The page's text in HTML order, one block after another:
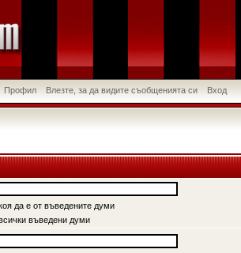
Профил Влезте, за да видите съобщенията си Вход
да е от въведените думи
въведени думи